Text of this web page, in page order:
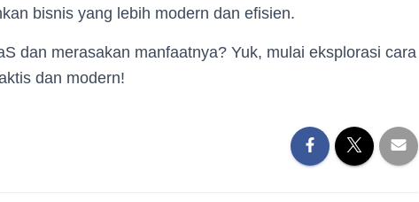
bisnis yang lebih modern dan efisien.
dan merasakan manfaatnya? Yuk, mulai eksplorasi cara
dan modern!